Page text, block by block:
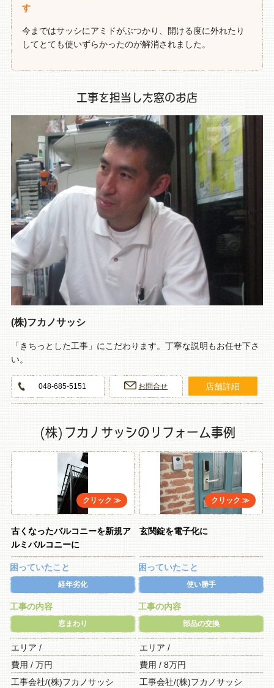
す
今まではサッシにアミドがぶつかり、開ける度に外れたり
してとても使いずらかったのが解消されました。
工事を担当した窓のお店
(株)フカノサッシ
「きちっとした工事」にこだわります。丁寧な説明もお任せ下さ
い。
048-685-5151 お問合せ 店舗詳細
(株)フカノサッシのリフォーム事例
古くなったバルコニーを新規ア
ルミバルコニーに
困っていたこと
経年劣化
工事の内容
窓まわり
エリア /
費用 / 万円
工事会社/(株)フカノサッシ
玄関錠を電子化に
困っていたこと
使い勝手
工事の内容
部品の交換
エリア /
費用 / 8万円
工事会社/(株)フカノサッシ